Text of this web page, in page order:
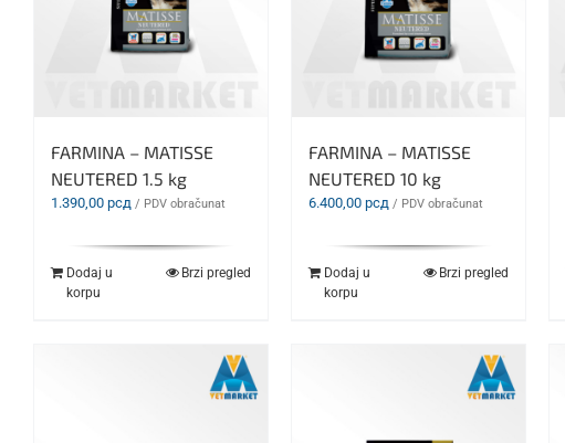
FARMINA – MATISSE
NEUTERED 1.5 kg
1.390,00 рсд / PDV obračunat
Dodaj u
korpu
Brzi pregled
FARMINA – MATISSE
NEUTERED 10 kg
6.400,00 рсд / PDV obračunat
Dodaj u
korpu
Brzi pregled